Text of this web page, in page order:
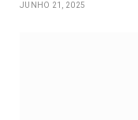
JUNHO 21, 2025